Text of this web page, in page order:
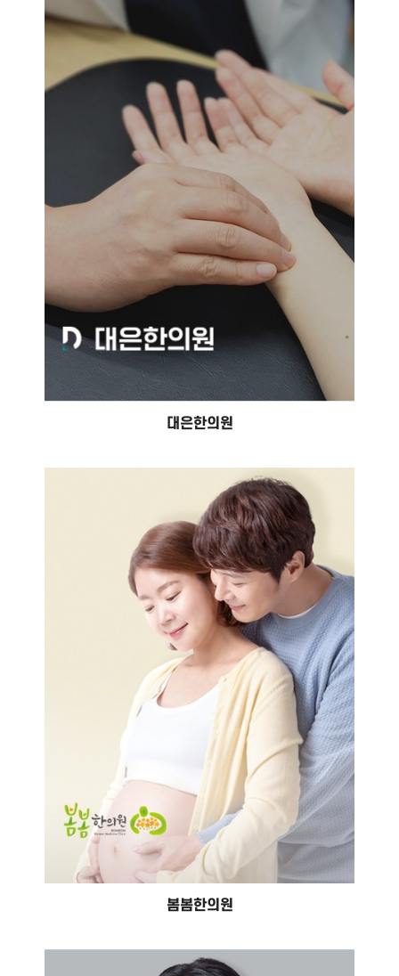
대은한의원
#홈페이지 제작 #홈페이지 유지보수
대은한의원
봄봄한의원
#홈페이지 제작 #홈페이지 유지보수
봄봄한의원